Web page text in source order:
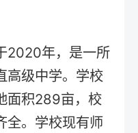
2020年，是一所
高级中学。学校
面积289亩，校
全。学校现有师